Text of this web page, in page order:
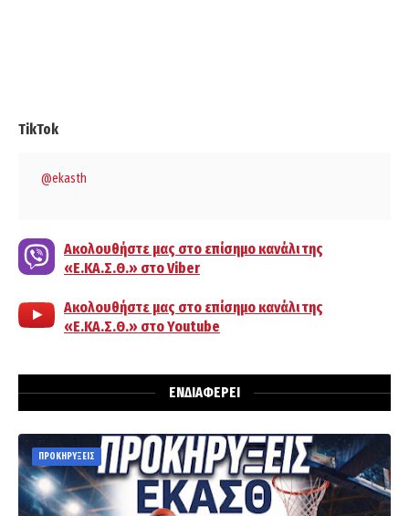
TikTok
@ekasth
Ακολουθήστε μας στο επίσημο κανάλι της
«Ε.ΚΑ.Σ.Θ.» στο Viber
Ακολουθήστε μας στο επίσημο κανάλι της
«Ε.ΚΑ.Σ.Θ.» στο Youtube
ΕΝΔΙΑΦΕΡΕΙ
ΠΡΟΚΗΡΥΞΕΙΣ